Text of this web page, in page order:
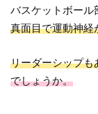
バスケットボール
真面目で運動神経
リーダーシップも
でしょうか。